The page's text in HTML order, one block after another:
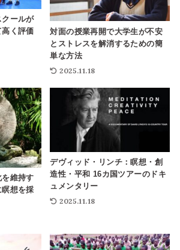
クールが
高く評価
対面の授業再開で大学生が不安
とストレスを解消するための簡
単な方法
2025.11.18
維持す
想を採
デヴィッド・リンチ：瞑想・創
造性・平和 16カ国ツアーのドキ
ュメンタリー
2025.11.18